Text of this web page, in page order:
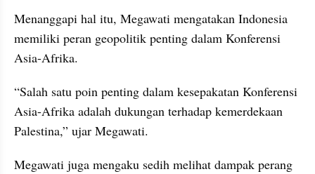
Menanggapi hal itu, Megawati mengatakan Indonesia
memiliki peran geopolitik penting dalam Konferensi
Asia-Afrika.
“Salah satu poin penting dalam kesepakatan Konferensi
Asia-Afrika adalah dukungan terhadap kemerdekaan
Palestina,” ujar Megawati.
Megawati juga mengaku sedih melihat dampak perang